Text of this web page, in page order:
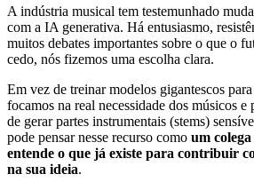
A indústria musical tem testemunhado
com a IA generativa. Há entusiasmo,
muitos debates importantes sobre o que o
cedo, nós fizemos uma escolha clara.
Em vez de treinar modelos gigantescos
focamos na real necessidade dos músicos
de gerar partes instrumentais (stems)
pode pensar nesse recurso como um
entende o que já existe para contribuir
na sua ideia.